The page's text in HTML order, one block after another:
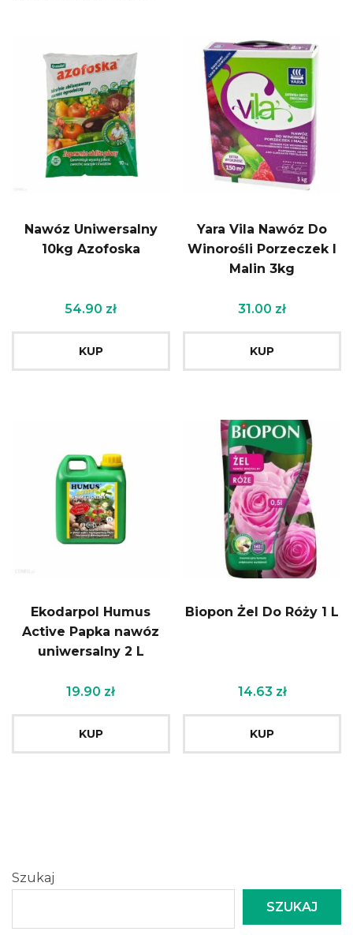
Nawóz Uniwersalny
10kg Azofoska
54.90 zł
KUP
Yara Vila Nawóz Do
Winorośli Porzeczek I
Malin 3kg
31.00 zł
KUP
Ekodarpol Humus
Active Papka nawóz
uniwersalny 2 L
19.90 zł
KUP
Biopon Żel Do Róży 1 L
14.63 zł
KUP
Szukaj
SZUKAJ